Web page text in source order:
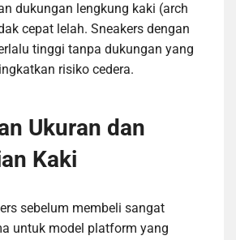
dukungan lengkung kaki (arch
cepat lelah. Sneakers dengan
tinggi tanpa dukungan yang
risiko cedera.
Ukuran dan
Kaki
sebelum membeli sangat
untuk model platform yang